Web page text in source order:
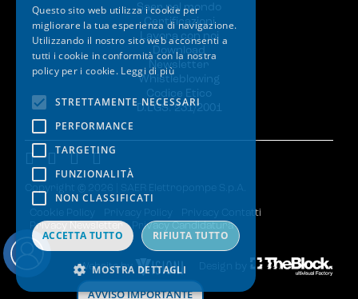
AVVISO IMPORTANTE
Saer nel mondo
Certificazioni
Lavora con noi
Download
Newsletter
Whistleblowing
Codice Etico
D.LGS. 231/2001
Copyright © 2026 | SAER Elettropompe S.p.A.
Privacy Contatti
Privacy Newsletter
Privacy Candidatura
Website by
ENGLISH
SPANISH
FRENCH
Questo sito web utilizza i cookie per
migliorare la tua esperienza di navigazione.
Utilizzando il nostro sito web acconsenti a
tutti i cookie in conformità con la nostra
policy per i cookie. Leggi di più
STRETTAMENTE NECESSARI
PERFORMANCE
TARGETING
FUNZIONALITÀ
NON CLASSIFICATI
ACCETTA TUTTO RIFIUTA TUTTO
MOSTRA DETTAGLI